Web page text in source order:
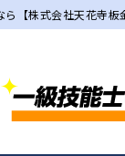
【株式会社天花寺